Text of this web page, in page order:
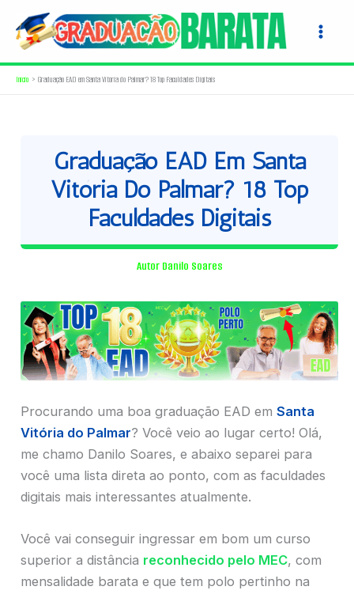
para
conteúdo
Início Graduação EAD em Santa Vitória do Palmar? 18 Top Faculdades Digitais
Graduação EAD Em Santa
Vitória Do Palmar? 18 Top
Faculdades Digitais
Autor Danilo Soares
Procurando uma boa graduação EAD em Santa
Vitória do Palmar? Você veio ao lugar certo! Olá,
me chamo Danilo Soares, e abaixo separei para
você uma lista direta ao ponto, com as faculdades
digitais mais interessantes atualmente.
Você vai conseguir ingressar em bom um curso
superior a distância reconhecido pelo MEC, com
mensalidade barata e que tem polo pertinho na